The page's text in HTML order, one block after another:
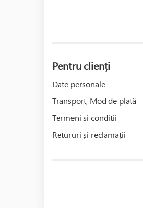
Pentru clienți
Date personale
Transport, Mod de plată
Termeni si conditii
Retururi și reclamații